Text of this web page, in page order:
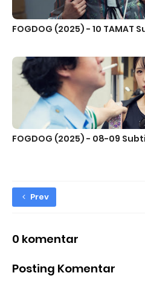
FOGDOG (2025) - 10 TAMAT
FOGDOG (2025) - 08-09
Prev
0 komentar
Posting Komentar